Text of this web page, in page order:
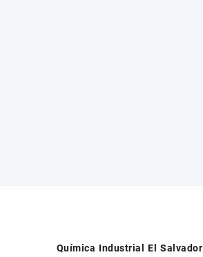
Química Industrial El Salvador